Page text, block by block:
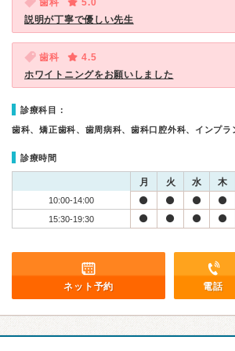
歯科
5.0
説明が丁寧で優しい先生
歯科
4.5
ホワイトニングをお願いしました
診療科目：
歯科、矯正歯科、歯周病科、歯科口腔外科、インプ
診療時間
月 火 水 木
10:00-14:00
15:30-19:30
ネット予約 電話